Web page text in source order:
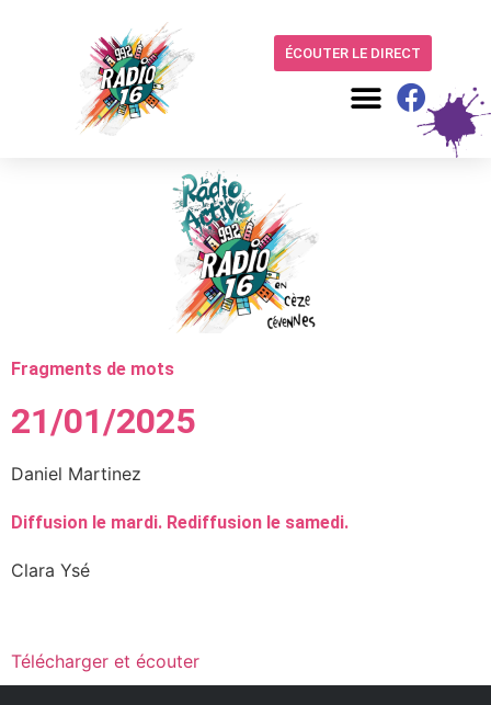
ÉCOUTER LE DIRECT
Fragments de mots
21/01/2025
Daniel Martinez
Diffusion le mardi. Rediffusion le samedi.
Clara Ysé
Télécharger et écouter